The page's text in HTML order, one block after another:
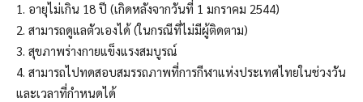
1. อายุไม่เกิน 18 ปี (เกิดหลังจากวันที่ 1 มกราคม 2544)
2. สามารถดูแลตัวเองได้ (ในกรณีที่ไม่มีผู้ติดตาม)
3. สุขภาพร่างกายแข็งแรงสมบูรณ์
4. สามารถไปทดสอบสมรรถภาพที่การกีฬาแห่งประเทศไทยในช่วงวัน
และเวลาที่กำหนดได้